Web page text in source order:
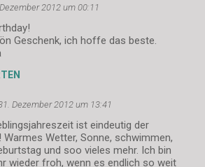
2012 um 00:11
Geschenk, ich hoffe das beste.
Dezember 2012 um 13:41
ist eindeutig der
Warmes Wetter, Sonne, schwimmen,
und soo vieles mehr. Ich bin
wieder froh, wenn es endlich so weit